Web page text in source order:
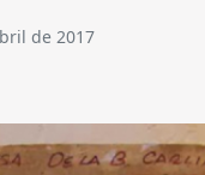
de 2017